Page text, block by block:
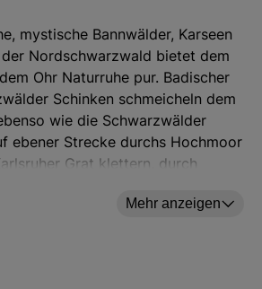
mystische Bannwälder, Karseen
Nordschwarzwald bietet dem
Ohr Naturruhe pur. Badischer
Schinken schmeicheln dem
wie die Schwarzwälder
ebener Strecke durchs Hochmoor
Grat klettern, durch
– hier gibt es viele Wege
Mehr anzeigen